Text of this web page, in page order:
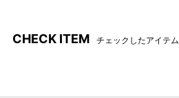
CHECK ITEM チェックしたアイテム